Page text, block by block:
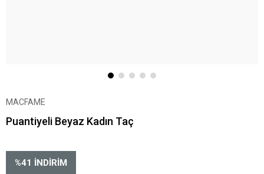
MACFAME
Puantiyeli Beyaz Kadın Taç
%41 İNDIRIM